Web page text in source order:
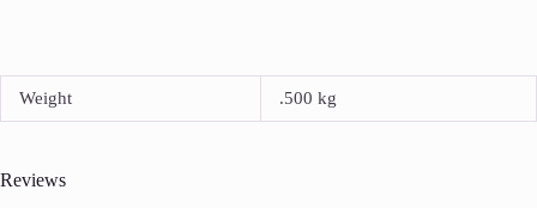
Weight .500 kg
Reviews